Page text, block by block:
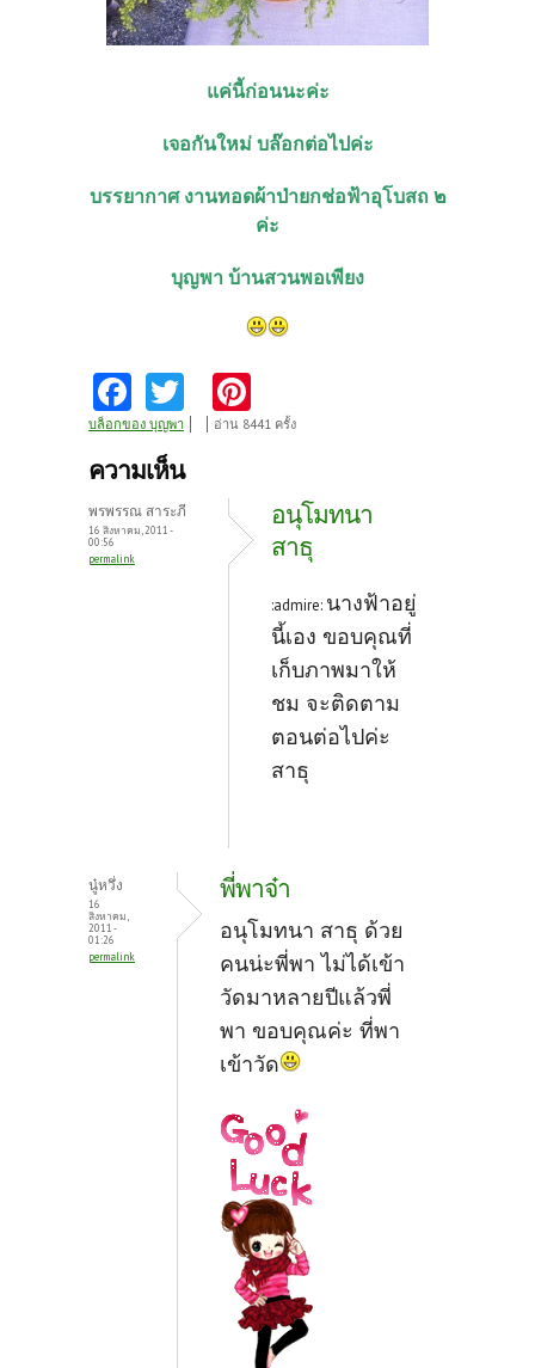
แค่นี้ก่อนนะค่ะ
เจอกันใหม่ บล๊อกต่อไปค่ะ
บรรยากาศ งานทอดผ้าป่ายกช่อฟ้าอุโบสถ ๒
ค่ะ
บุญพา บ้านสวนพอเพียง
Fa
ce
b
o
o
k
w
itt
er
nt
es
t
บล็อกของ บุญพา อ่าน 8441 ครั้ง
ความเห็น
พรพรรณ สาระภี
16 สิงหาคม, 2011 -
00:56
permalink
อนุโมทนา
สาธุ
:admire: นางฟ้าอยู่
นี้เอง ขอบคุณที่
เก็บภาพมาให้
ชม จะติดตาม
ตอนต่อไปค่ะ
สาธุ
นู๋หวึ่ง
16
สิงหาคม,
2011 -
01:26
permalink
พี่พาจ๋า
อนุโมทนา สาธุ ด้วย
คนน่ะพี่พา ไม่ได้เข้า
วัดมาหลายปีแล้วพี่
พา ขอบคุณค่ะ ที่พา
เข้าวัด